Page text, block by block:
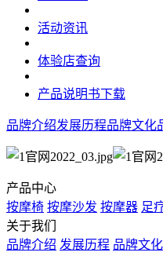
活动资讯
体验店查询
产品说明书下载
品牌介绍发展历程品牌文化
产品中心
按摩椅 按摩沙发 按摩器 足
关于我们
品牌介绍 发展历程 品牌文化